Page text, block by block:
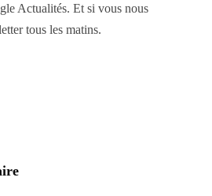
Actualités. Et si vous nous
tous les matins.